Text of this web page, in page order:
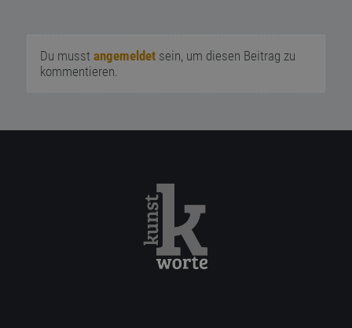
Du musst angemeldetsein, um diesen Beitrag zu
kommentieren.